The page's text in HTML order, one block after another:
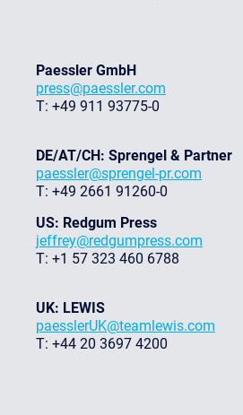
Paessler GmbH
press@paessler.com
T: +49 911 93775-0
DE/AT/CH: Sprengel & Partner
paessler@sprengel-pr.com
T: +49 2661 91260-0
US: Redgum Press
jeffrey@redgumpress.com
T: +1 57 323 460 6788
UK: LEWIS
paesslerUK@teamlewis.com
T: +44 20 3697 4200